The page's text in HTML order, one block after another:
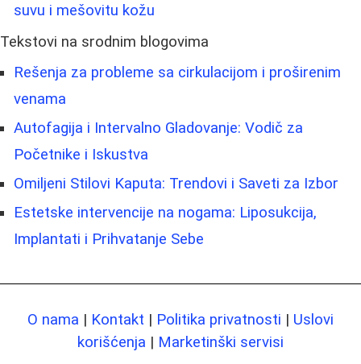
suvu i mešovitu kožu
Tekstovi na srodnim blogovima
Rešenja za probleme sa cirkulacijom i proširenim
venama
Autofagija i Intervalno Gladovanje: Vodič za
Početnike i Iskustva
Omiljeni Stilovi Kaputa: Trendovi i Saveti za Izbor
Estetske intervencije na nogama: Liposukcija,
Implantati i Prihvatanje Sebe
O nama | Kontakt | Politika privatnosti | Uslovi
korišćenja | Marketinški servisi